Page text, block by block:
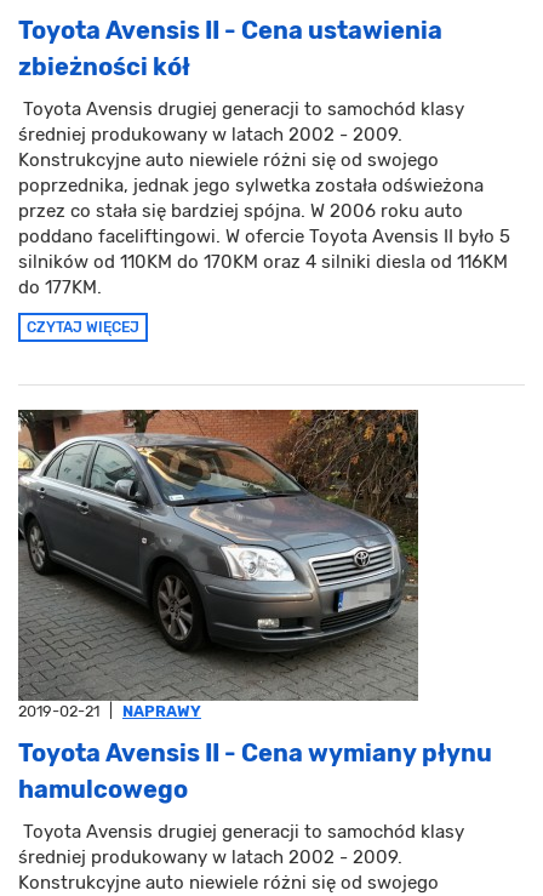
Toyota Avensis II - Cena ustawienia
zbieżności kół
Toyota Avensis drugiej generacji to samochód klasy
średniej produkowany w latach 2002 - 2009.
Konstrukcyjne auto niewiele różni się od swojego
poprzednika, jednak jego sylwetka została odświeżona
przez co stała się bardziej spójna. W 2006 roku auto
poddano faceliftingowi. W ofercie Toyota Avensis II było 5
silników od 110KM do 170KM oraz 4 silniki diesla od 116KM
do 177KM.
CZYTAJ WIĘCEJ
2019-02-21 NAPRAWY
Toyota Avensis II - Cena wymiany płynu
hamulcowego
Toyota Avensis drugiej generacji to samochód klasy
średniej produkowany w latach 2002 - 2009.
Konstrukcyjne auto niewiele różni się od swojego